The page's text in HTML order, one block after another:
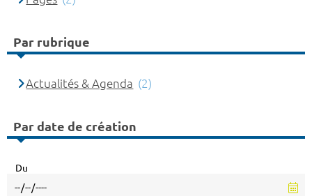
Par rubrique
Actualités & Agenda (2)
Par date de création
Du